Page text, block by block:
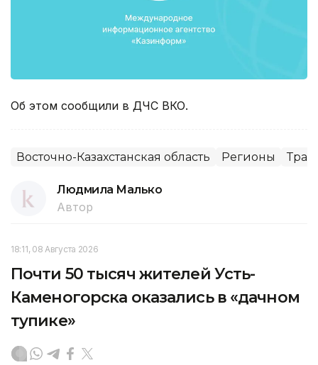
Об этом сообщили в ДЧС ВКО.
Восточно-Казахстанская область Регионы
Людмила Малько
Автор
18:11, 08 Августа 2026
Почти 50 тысяч жителей Усть-
Каменогорска оказались в «дачном
тупике»